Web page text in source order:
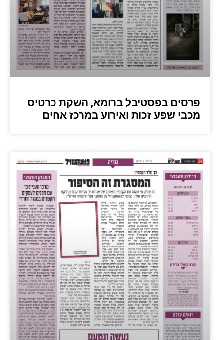
פרסים בפסטיבל ברומא, השקת כרטיס
מכבי שפע זכות ואירוע במרכז אחים